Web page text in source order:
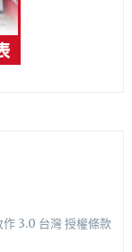
3.0 台灣 授權條款